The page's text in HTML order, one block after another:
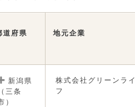
道府県 地元企業
新潟県
（三条
）
株式会社グリーンライ
フ